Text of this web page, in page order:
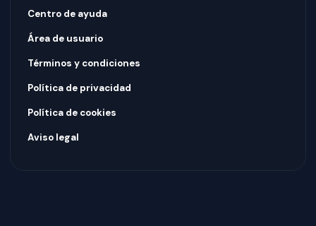
Centro de ayuda
Área de usuario
Términos y condiciones
Política de privacidad
Política de cookies
Aviso legal